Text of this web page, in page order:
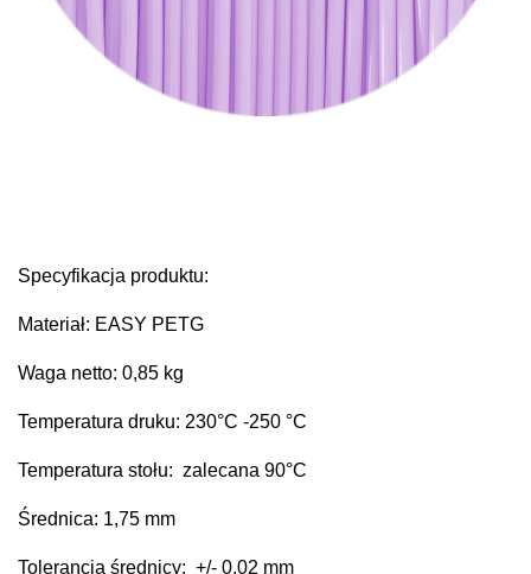
Specyfikacja produktu:
Materiał: EASY PETG
Waga netto: 0,85 kg
Temperatura druku: 230°C -250 °C
Temperatura stołu: zalecana 90°C
Średnica: 1,75 mm
Tolerancja średnicy: +/- 0.02 mm